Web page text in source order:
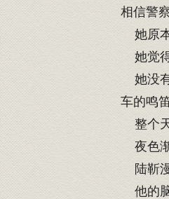
相信警
她原本
她觉得
她没有
车的鸣
整个天
夜色渐
陆靳漫
他的脑